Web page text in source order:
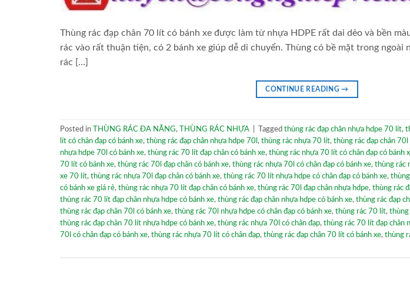
Thùng rác đạp chân 70 lít có bánh xe được làm từ nhựa HDPE rất dai dẻo và bền
rác vào rất thuận tiện, có 2 bánh xe giúp dễ di chuyển. Thùng có bề mặt trong ngoài
rác […]
CONTINUE READING→
Posted in THÙNG RÁC ĐA NĂNG, THÙNG RÁC NHỰA Tagged thùng rác đạp chân nhựa hdpe 70 lít,
lít có chân đạp có bánh xe, thùng rác đạp chân nhựa hdpe 70l , thùng rác nhựa 70 lít, thùng rác đạp chân
nhựa hdpe 70l có bánh xe, thùng rác 70 lít đạp chân có bánh xe, thùng rác nhựa 70 lít có chân đạp có bánh
70 lít có bánh xe, thùng rác 70l đạp chân có bánh xe, thùng rác nhựa 70l có chân đạp có bánh xe, thùng rác
xe 70 lít, thùng rác nhựa 70l đạp chân có bánh xe, thùng rác 70 lít nhựa hdpe có chân đạp có bánh xe, thùng
có bánh xe giá rẻ, thùng rác nhựa 70 lít đạp chân có bánh xe, thùng rác 70l đạp chân nhựa hdpe, thùng rác
thùng rác 70 lít đạp chân nhựa hdpe có bánh xe, thùng rác đạp chân nhựa hdpe có bánh xe, thùng rác đạp
thùng rác đạp chân 70l có bánh xe, thùng rác 70l nhựa hdpe có chân đạp có bánh xe, thùng rác 70 lít, thùng
thùng rác đạp chân 70 lít nhựa hdpe có bánh xe, thùng rác nhựa 70l có chân đạp, thùng rác 70 lít đạp chân
70l có chân đạp có bánh xe, thùng rác nhựa 70 lít có chân đạp, thùng rác đạp chân 70 lít có bánh xe, thùng